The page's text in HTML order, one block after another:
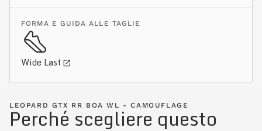
FORMA E GUIDA ALLE TAGLIE
Wide Last
LEOPARD GTX RR BOA WL - CAMOUFLAGE
Perché scegliere questo